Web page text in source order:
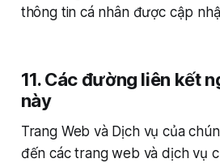
thông tin cá nhân được cập
11. Các đường liên kết
này
Trang Web và Dịch vụ của
đến các trang web và dịch vụ